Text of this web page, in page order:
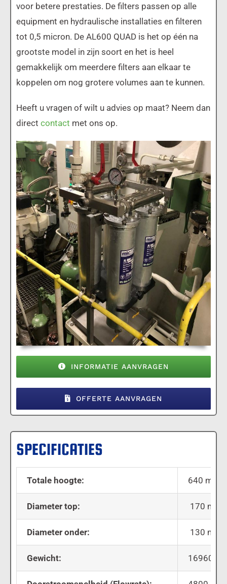
voor betere prestaties. De filters passen op alle
equipment en hydraulische installaties en filteren
tot 0,5 micron. De AL600 QUAD is het op één na
grootste model in zijn soort en het is heel
gemakkelijk om meerdere filters aan elkaar te
koppelen om nog grotere volumes aan te kunnen.
Heeft u vragen of wilt u advies op maat? Neem dan
direct contact met ons op.
INFORMATIE AANVRAGEN
OFFERTE AANVRAGEN
SPECIFICATIES
Totale hoogte: 640 mm
Diameter top: 170 mm
Diameter onder: 130 mm
Gewicht: 16960 gr